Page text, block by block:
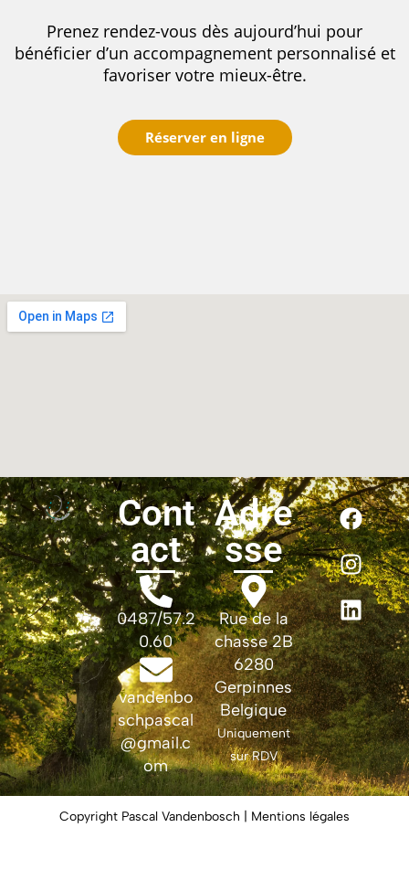
Prenez rendez-vous dès aujourd’hui pour
bénéficier d’un accompagnement personnalisé et
favoriser votre mieux-être.
Réserver en ligne
Cont
act
0487/57.2
0.60
vandenbo
schpascal
@gmail.c
om
Adre
sse
Rue de la
chasse 2B
6280
Gerpinnes
Belgique
Uniquement
sur RDV
Copyright Pascal Vandenbosch | Mentions légales